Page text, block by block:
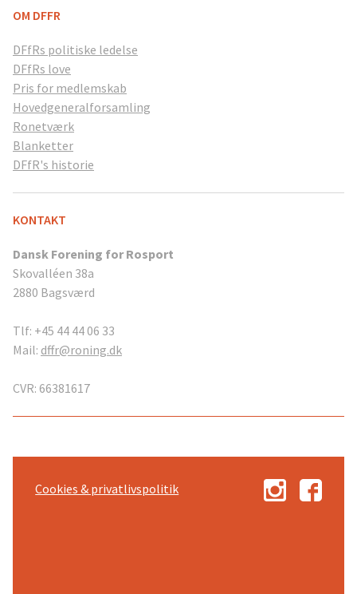
OM DFFR
DFfRs politiske ledelse
DFfRs love
Pris for medlemskab
Hovedgeneralforsamling
Ronetværk
Blanketter
DFfR's historie
KONTAKT
Dansk Forening for Rosport
Skovalléen 38a
2880 Bagsværd
Tlf: +45 44 44 06 33
Mail: dffr@roning.dk
CVR: 66381617
Cookies & privatlivspolitik